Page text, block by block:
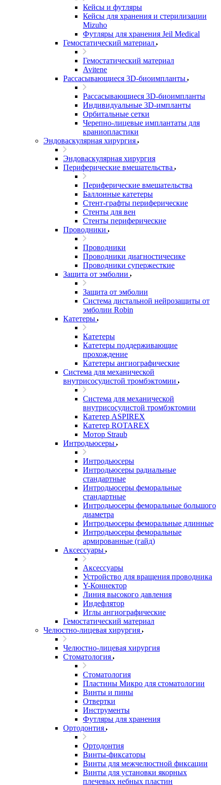
Кейсы и футляры
Кейсы для хранения и стерилизации
Mizuho
Футляры для хранения Jeil Medical
Гемостатический материал
Гемостатический материал
Avitene
Рассасывающиеся 3D-биоимпланты
Рассасывающиеся 3D-биоимпланты
Индивидуальные 3D-импланты
Орбитальные сетки
Черепно-лицевые имплантаты для
краниопластики
Эндоваскулярная хирургия
Эндоваскулярная хирургия
Периферические вмешательства
Периферические вмешательства
Баллонные катетеры
Стент-графты периферические
Стенты для вен
Стенты периферические
Проводники
Проводники
Проводники диагностичесике
Проводники супержесткие
Защита от эмболии
Защита от эмболии
Cистема дистальной нейрозащиты от
эмболии Robin
Катетеры
Катетеры
Катетеры поддерживающие
прохождение
Катетеры ангиографические
Система для механической
внутрисосудистой тромбэктомии
Система для механической
внутрисосудистой тромбэктомии
Катетер ASPIREX
Катетер ROTAREX
Мотор Straub
Интродьюсеры
Интродьюсеры
Интродьюсеры радиальные
стандартные
Интродьюсеры феморальные
стандартные
Интродьюсеры феморальные большого
диаметра
Интродьюсеры феморальные длинные
Интродьюсеры феморальные
армированные (гайд)
Аксессуары
Аксессуары
Устройство для вращения проводника
Y-Коннектор
Линия высокого давления
Индефлятор
Иглы ангиографические
Гемостатический материал
Челюстно-лицевая хирургия
Челюстно-лицевая хирургия
Стоматология
Стоматология
Пластины Микро для стоматологии
Винты и пины
Отвертки
Инструменты
Футляры для хранения
Ортодонтия
Ортодонтия
Винты-фиксаторы
Винты для межчелюстной фиксации
Винты для установки якорных
плечевых небных пластин